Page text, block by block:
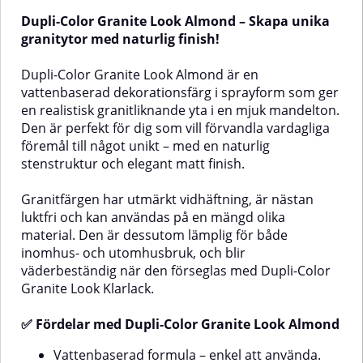
vidhäftning, är nästan luktfri och
kan användas på en mängd olika
material. Den torkar till en vacker,
matt yta med naturlig struktur
och nyansvariation som
efterliknar äkta sten. För
utomhusbruk förseglas ytan
enkelt med Dupli-Color Granite
Look Klarlack för
väderbeständighet och längre
hållbarhet.✅ Fördelar med Dupli-
BrunVattenbaserad och lätt att
appliceraGer en vacker, matt yta
med naturlig
stenstrukturUtmärkt vidhäftning
på många olika underlagNästan
luktfri och enkel att
rengöraLjusbeständig och gulnar
för både inomhus- och
utomhusanvändning)Lämpliga
prydnadssaker – både inomhus
och utomhus. Den är lätt att
vidhäftning på de flesta
material.✅ Fördelar med Dupli-
Color Granite
SprayVattenbaserad – lätt att
använda och låg luktNaturlig
struktur och nyans i
granitstilMatt finish för
autentiskt stenutseendeUtmärkt
underlagLjusbeständig – gulnar
inteFör inom- och utomhusbruk
(För utomhusbruk krävs
försegling med klarlack)Lämpliga
ytorGranitsprayen fungerar
utmärkt
användningsområdenAnvänd
blomkrukor och
Dupli-Color Granite Look Almond – Skapa unika
granitytor med naturlig finish!
Dupli-Color Granite Look Almond är en
vattenbaserad dekorationsfärg i sprayform som ger
en realistisk granitliknande yta i en mjuk mandelton.
Den är perfekt för dig som vill förvandla vardagliga
föremål till något unikt – med en naturlig
stenstruktur och elegant matt finish.
Granitfärgen har utmärkt vidhäftning, är nästan
luktfri och kan användas på en mängd olika
material. Den är dessutom lämplig för både
inomhus- och utomhusbruk, och blir
väderbeständig när den förseglas med Dupli-Color
Granite Look Klarlack.
✅ Fördelar med Dupli-Color Granite Look Almond
Vattenbaserad formula – enkel att använda.